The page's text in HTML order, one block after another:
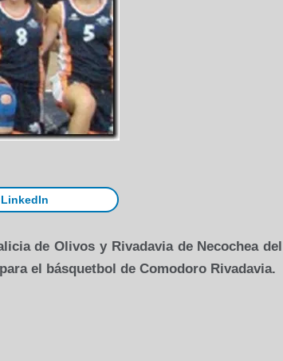
LinkedIn
de Olivos y Rivadavia de Necochea del
el básquetbol de Comodoro Rivadavia.